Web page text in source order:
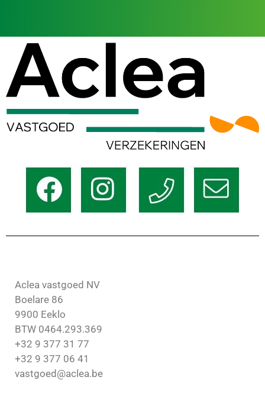
Aclea vastgoed NV
Boelare 86
9900 Eeklo
BTW 0464.293.369
+32 9 377 31 77
+32 9 377 06 41
vastgoed@aclea.be